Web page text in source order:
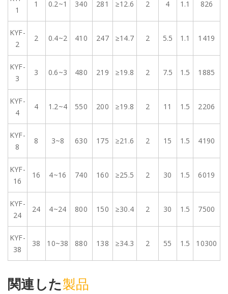
1
1 0.2~1 340 281 ≥12.6 2 4 1.1 826
KYF-
2
2 0.4~2 410 247 ≥14.7 2 5.5 1.1 1419
KYF-
3
3 0.6~3 480 219 ≥19.8 2 7.5 1.5 1885
KYF-
4
4 1.2~4 550 200 ≥19.8 2 11 1.5 2206
KYF-
8
8 3~8 630 175 ≥21.6 2 15 1.5 4190
KYF-
16
16 4~16 740 160 ≥25.5 2 30 1.5 6019
KYF-
24
24 4~24 800 150 ≥30.4 2 30 1.5 7500
KYF-
38
38 10~38 880 138 ≥34.3 2 55 1.5 10300
関連した製品